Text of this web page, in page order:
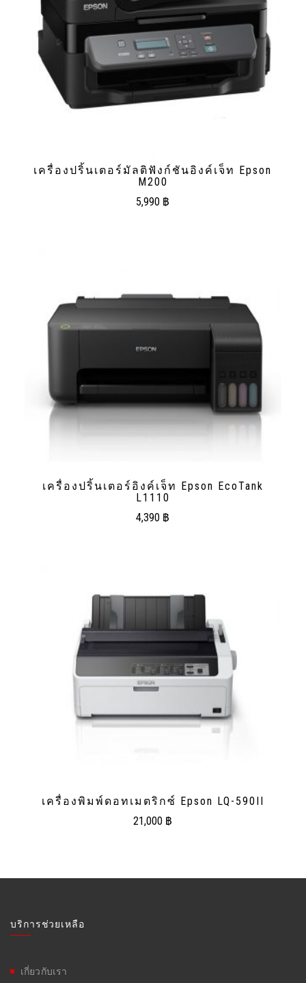
เครื่องปริ้นเตอร์มัลติฟังก์ชันอิงค์เจ็ท Epson
M200
5,990 ฿
เครื่องปริ้นเตอร์อิงค์เจ็ท Epson EcoTank
L1110
4,390 ฿
เครื่องพิมพ์ดอทเมตริกซ์ Epson LQ-590II
21,000 ฿
บริการช่วยเหลือ
เกี่ยวกับเรา